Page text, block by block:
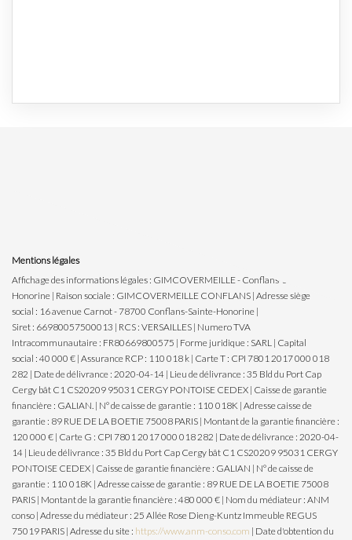
Mentions légales
Affichage des informations légales : GIMCOVERMEILLE - Conflans-Sainte-
Honorine | Raison sociale : GIMCOVERMEILLE CONFLANS | Adresse siège
social : 16 avenue Carnot - 78700 Conflans-Sainte-Honorine |
Siret : 66980057500013 | RCS : VERSAILLES | Numero TVA
Intracommunautaire : FR80669800575 | Forme juridique : SARL | Capital
social : 40 000 € | Assurance RCP : 110 018 k | Carte T : CPI 7801 2017 000 018
282 | Date de délivrance : 2020-04-14 | Lieu de délivrance : 35 Bld du Port Cap
Cergy bât C1 CS20209 95031 CERGY PONTOISE CEDEX | Caisse de garantie
financière : GALIAN. | N° de caisse de garantie : 110 018K | Adresse caisse de
garantie : 89 RUE DE LA BOETIE 75008 PARIS | Montant de la garantie financière :
120 000 € | Carte G : CPI 7801 2017 000 018 282 | Date de délivrance : 2020-04-
14 | Lieu de délivrance : 35 Bld du Port Cap Cergy bât C1 CS20209 95031 CERGY
PONTOISE CEDEX | Caisse de garantie financière : GALIAN | N° de caisse de
garantie : 110 018K | Adresse caisse de garantie : 89 RUE DE LA BOETIE 75008
PARIS | Montant de la garantie financière : 480 000 € | Nom du médiateur : ANM
conso | Adresse du médiateur : 25 Allée Rose Dieng-Kuntz Immeuble REGUS
75019 PARIS | Adresse du site : https://www.anm-conso.com | Date d'obtention du